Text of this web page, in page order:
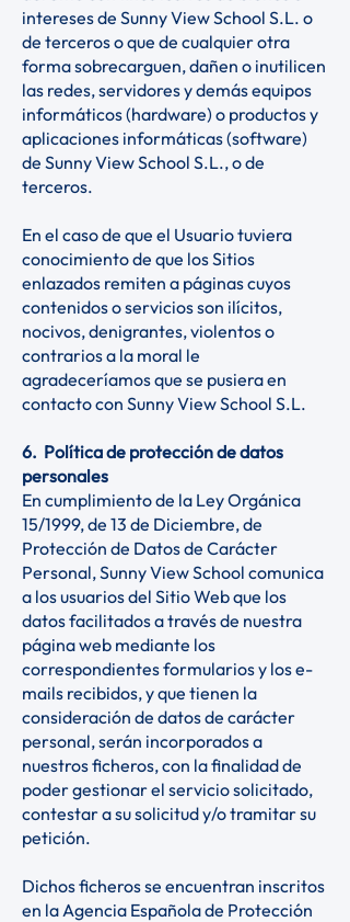
intereses de Sunny View School S.L. o
de terceros o que de cualquier otra
forma sobrecarguen, dañen o inutilicen
las redes, servidores y demás equipos
informáticos (hardware) o productos y
aplicaciones informáticas (software)
de Sunny View School S.L., o de
terceros.
En el caso de que el Usuario tuviera
conocimiento de que los Sitios
enlazados remiten a páginas cuyos
contenidos o servicios son ilícitos,
nocivos, denigrantes, violentos o
contrarios a la moral le
agradeceríamos que se pusiera en
contacto con Sunny View School S.L.
6. Política de protección de datos
personales
En cumplimiento de la Ley Orgánica
15/1999, de 13 de Diciembre, de
Protección de Datos de Carácter
Personal, Sunny View School comunica
a los usuarios del Sitio Web que los
datos facilitados a través de nuestra
página web mediante los
correspondientes formularios y los e-
mails recibidos, y que tienen la
consideración de datos de carácter
personal, serán incorporados a
nuestros ficheros, con la finalidad de
poder gestionar el servicio solicitado,
contestar a su solicitud y/o tramitar su
petición.
Dichos ficheros se encuentran inscritos
en la Agencia Española de Protección